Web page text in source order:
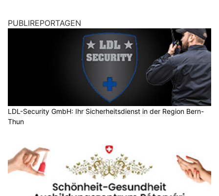
PUBLIREPORTAGEN
LDL-Security GmbH: Ihr Sicherheitsdienst in der Region Bern-
Thun